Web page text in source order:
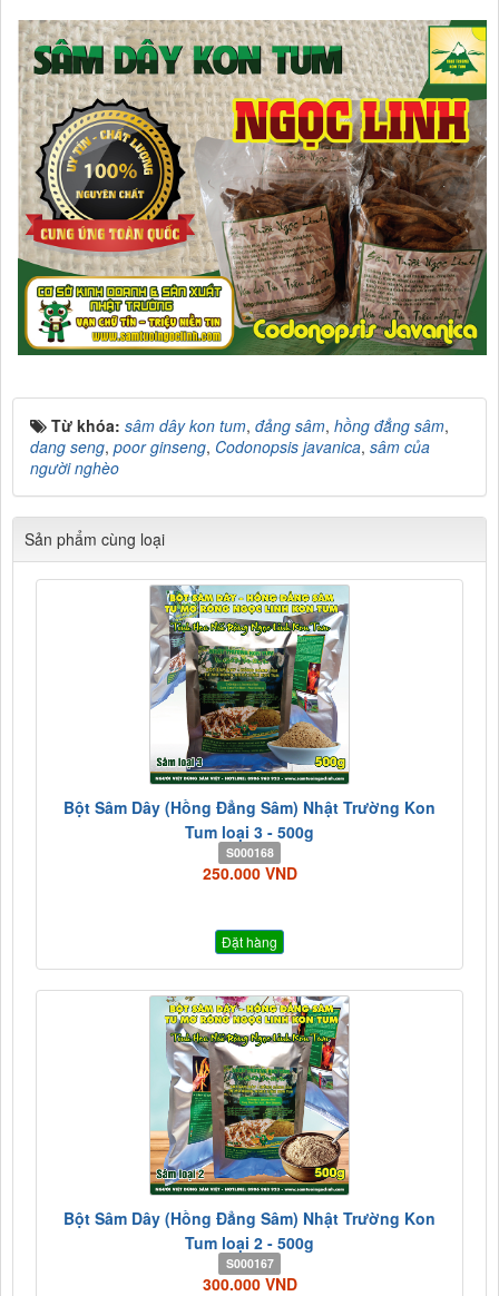
Từ khóa: sâm dây kon tum, đảng sâm, hồng đẳng sâm,
dang seng, poor ginseng, Codonopsis javanica, sâm của
người nghèo
Sản phẩm cùng loại
Bột Sâm Dây (Hồng Đẳng Sâm) Nhật Trường Kon
Tum loại 3 - 500g
S000168
250.000 VND
Đặt hàng
Bột Sâm Dây (Hồng Đẳng Sâm) Nhật Trường Kon
Tum loại 2 - 500g
S000167
300.000 VND